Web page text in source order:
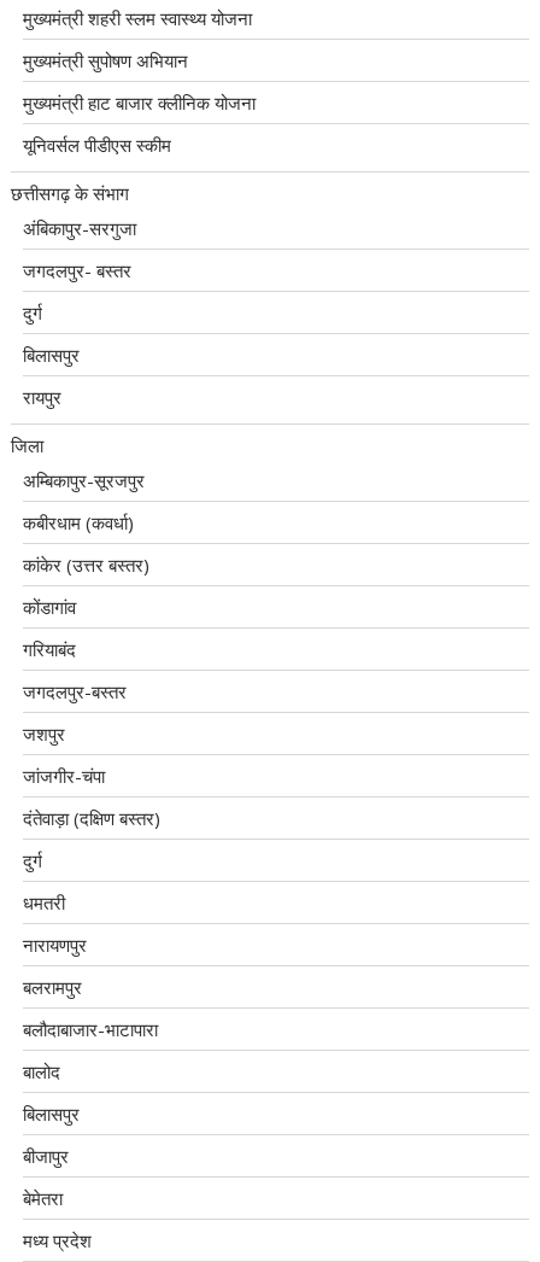
मुख्यमंत्री शहरी स्लम स्वास्थ्य योजना
मुख्यमंत्री सुपोषण अभियान
मुख्यमंत्री हाट बाजार क्लीनिक योजना
यूनिवर्सल पीडीएस स्कीम
छत्तीसगढ़ के संभाग
अंबिकापुर-सरगुजा
जगदलपुर- बस्तर
दुर्ग
बिलासपुर
रायपुर
जिला
अम्बिकापुर-सूरजपुर
कबीरधाम (कवर्धा)
कांकेर (उत्तर बस्तर)
कोंडागांव
गरियाबंद
जगदलपुर-बस्तर
जशपुर
जांजगीर-चंपा
दंतेवाड़ा (दक्षिण बस्तर)
दुर्ग
धमतरी
नारायणपुर
बलरामपुर
बलौदाबाजार-भाटापारा
बालोद
बिलासपुर
बीजापुर
बेमेतरा
मध्य प्रदेश